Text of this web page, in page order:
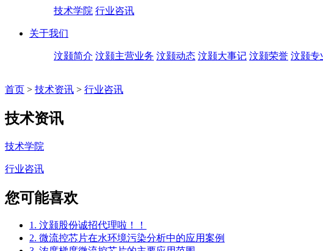
技术学院 行业咨讯
关于我们
汶颢简介 汶颢主营业务 汶颢动态 汶颢大事记 汶颢荣誉 汶颢专
首页 > 技术资讯 > 行业咨讯
技术资讯
技术学院
行业咨讯
您可能喜欢
1. 汶颢股份诚招代理啦！！
2. 微流控芯片在水环境污染分析中的应用案例